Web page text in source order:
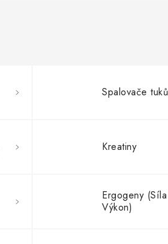
Spalovače tuků
Kreatiny
Ergogeny
Výkon)